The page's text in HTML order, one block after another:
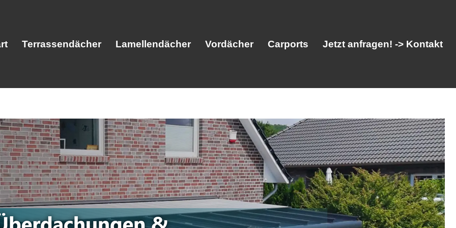
Terrassendächer Lamellendächer Vordächer Carports Jetzt anfragen! -> Kontakt